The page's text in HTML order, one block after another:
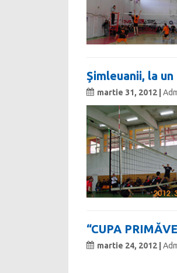
Şimleuanii, la
martie 31, 2012 |
“CUPA
martie 24, 2012 |